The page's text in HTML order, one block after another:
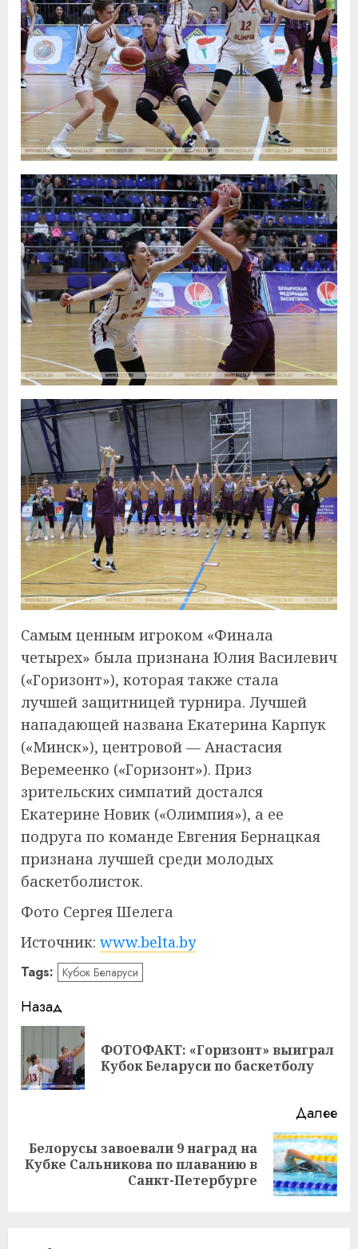
Самым ценным игроком «Финала
четырех» была признана Юлия Василевич
(«Горизонт»), которая также стала
лучшей защитницей турнира. Лучшей
нападающей названа Екатерина Карпук
(«Минск»), центровой — Анастасия
Веремеенко («Горизонт»). Приз
зрительских симпатий достался
Екатерине Новик («Олимпия»), а ее
подруга по команде Евгения Бернацкая
признана лучшей среди молодых
баскетболисток.
Фото Сергея Шелега
Источник: www.belta.by
Tags: Кубок Беларуси
Навигация
записи
Назад
ФОТОФАКТ: «Горизонт» выиграл
Кубок Беларуси по баскетболу
Далее
Следующая
Белорусы завоевали 9 наград на
Кубке Сальникова по плаванию в
Санкт-Петербурге